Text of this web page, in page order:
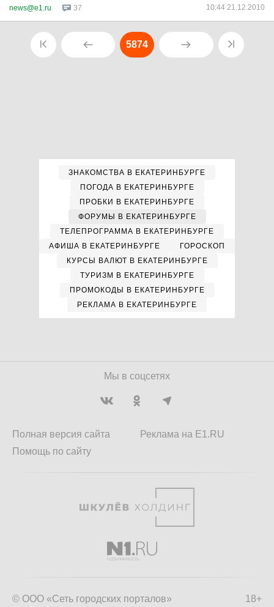
news@e1.ru 37 10:44 21.12.2010
5874
ЗНАКОМСТВА В ЕКАТЕРИНБУРГЕ
ПОГОДА В ЕКАТЕРИНБУРГЕ
ПРОБКИ В ЕКАТЕРИНБУРГЕ
ФОРУМЫ В ЕКАТЕРИНБУРГЕ
ТЕЛЕПРОГРАММА В ЕКАТЕРИНБУРГЕ
АФИША В ЕКАТЕРИНБУРГЕ
ГОРОСКОП
КУРСЫ ВАЛЮТ В ЕКАТЕРИНБУРГЕ
ТУРИЗМ В ЕКАТЕРИНБУРГЕ
ПРОМОКОДЫ В ЕКАТЕРИНБУРГЕ
РЕКЛАМА В ЕКАТЕРИНБУРГЕ
Мы в соцсетях
Полная версия сайта
Помощь по сайту
Реклама на E1.RU
18+
© ООО «Сеть городских порталов»